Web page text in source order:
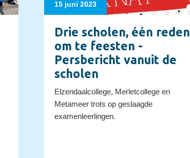
15 juni 2023
Drie scholen, één reden
om te feesten -
Persbericht vanuit de
scholen
Elzendaalcollege, Merletcollege en
Metameer trots op geslaagde
examenleerlingen.